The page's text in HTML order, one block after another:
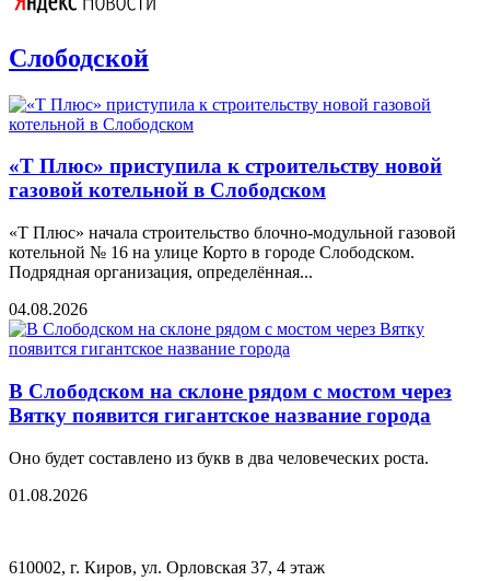
Слободской
«Т Плюс» приступила к строительству новой
газовой котельной в Слободском
«Т Плюс» начала строительство блочно-модульной газовой
котельной № 16 на улице Корто в городе Слободском.
Подрядная организация, определённая...
04.08.2026
В Слободском на склоне рядом с мостом через
Вятку появится гигантское название города
Оно будет составлено из букв в два человеческих роста.
01.08.2026
610002, г. Киров, ул. Орловская 37, 4 этаж